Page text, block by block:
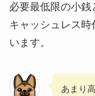
必要最低限の小
キャッシュレス
います。
あまり